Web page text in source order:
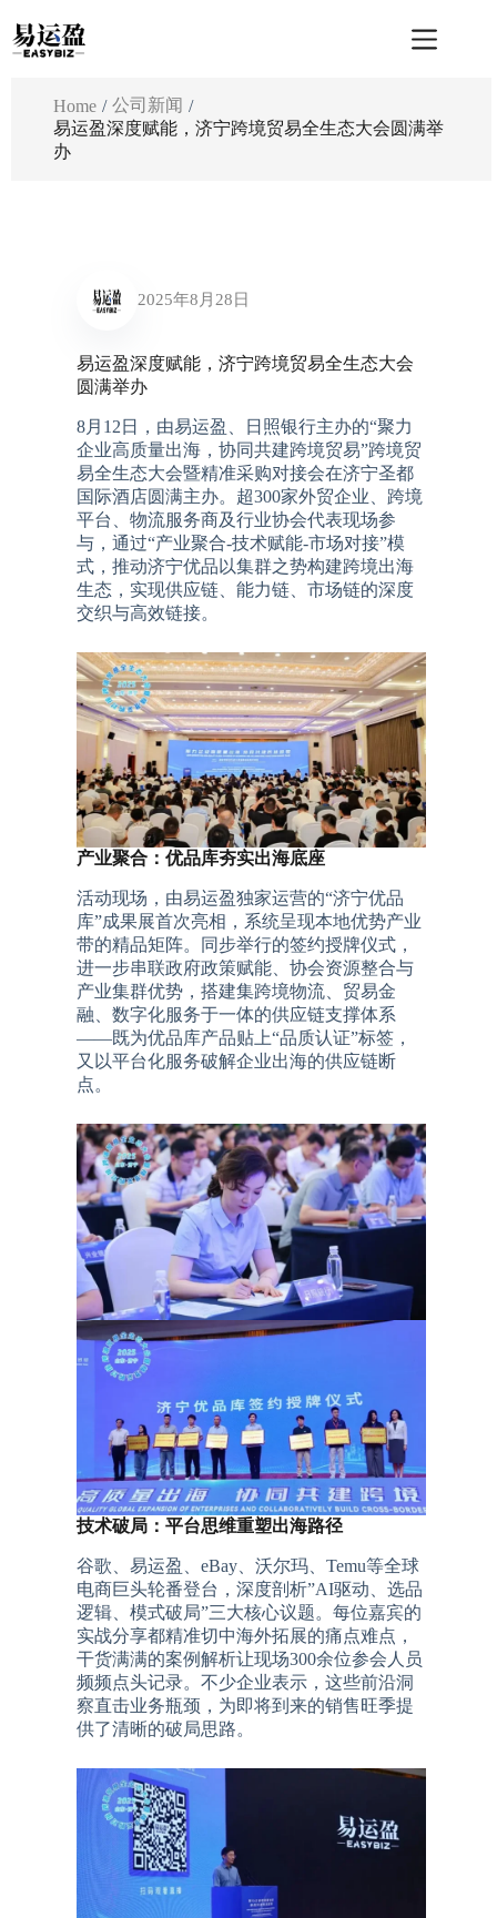
至
内
Home / 公司新闻 /
易运盈深度赋能，济宁跨境贸易全生态大会圆满举
办
2025年8月28日
易运盈深度赋能，济宁跨境贸易全生态大会
圆满举办
8月12日，由易运盈、日照银行主办的“聚力
企业高质量出海，协同共建跨境贸易”跨境贸
易全生态大会暨精准采购对接会在济宁圣都
国际酒店圆满主办。超300家外贸企业、跨境
平台、物流服务商及行业协会代表现场参
与，通过“产业聚合-技术赋能-市场对接”模
式，推动济宁优品以集群之势构建跨境出海
生态，实现供应链、能力链、市场链的深度
交织与高效链接。
产业聚合：优品库夯实出海底座
活动现场，由易运盈独家运营的“济宁优品
库”成果展首次亮相，系统呈现本地优势产业
带的精品矩阵。同步举行的签约授牌仪式，
进一步串联政府政策赋能、协会资源整合与
产业集群优势，搭建集跨境物流、贸易金
融、数字化服务于一体的供应链支撑体系
——既为优品库产品贴上“品质认证”标签，
又以平台化服务破解企业出海的供应链断
点。
技术破局：平台思维重塑出海路径
谷歌、易运盈、eBay、沃尔玛、Temu等全球
电商巨头轮番登台，深度剖析”AI驱动、选品
逻辑、模式破局”三大核心议题。每位嘉宾的
实战分享都精准切中海外拓展的痛点难点，
干货满满的案例解析让现场300余位参会人员
频频点头记录。不少企业表示，这些前沿洞
察直击业务瓶颈，为即将到来的销售旺季提
供了清晰的破局思路。